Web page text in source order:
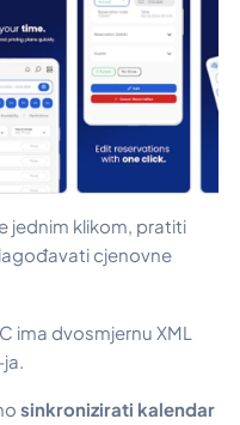
jednim klikom, pratiti
cjenovne
ima dvosmjernu XML
sinkronizirati kalendar